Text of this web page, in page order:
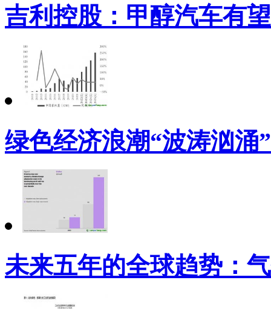
吉利控股：甲醇汽车有
绿色经济浪潮“波涛汹涌
未来五年的全球趋势：